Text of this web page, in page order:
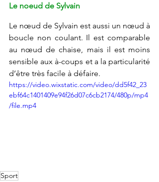
Le noeud de Sylvain
Le nœud de Sylvain est aussi un nœud à
boucle non coulant. Il est comparable
au nœud de chaise , mais il est moins
sensible aux à-coups et a la particularité
d’être très facile à défaire.
https://video.wixstatic.com/video/dd5f42_23
ebf64c1401409e94f26d07c6cb2174/480p/mp4
/file.mp4
Sport